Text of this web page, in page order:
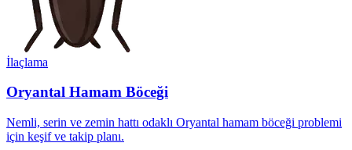
İlaçlama
Oryantal Hamam Böceği
Nemli, serin ve zemin hattı odaklı Oryantal hamam böceği problemi
için keşif ve takip planı.